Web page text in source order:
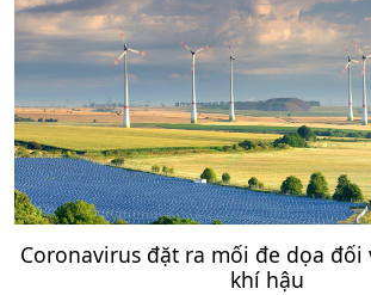
Coronavirus đặt ra mối đe dọa
khí hậu